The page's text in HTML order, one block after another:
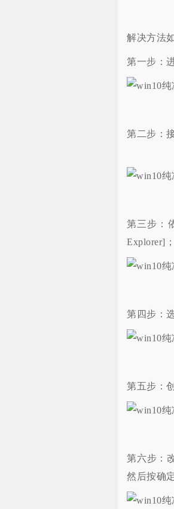
解决方法
第一步：
第二步：
第三步：
Explorer]；
第四步：
第五步：
第六步：
然后按确